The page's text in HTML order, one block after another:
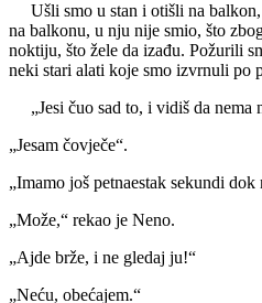
Ušli smo u stan i otišli na balkon,
na balkonu, u nju nije smio, što
noktiju, što žele da izađu. Požurili
neki stari alati koje smo izvrnuli po
„Jesi čuo sad to, i vidiš da nema
„Jesam čovječe“.
„Imamo još petnaestak sekundi
„Može,“ rekao je Neno.
„Ajde brže, i ne gledaj ju!“
„Neću, obećajem.“